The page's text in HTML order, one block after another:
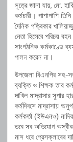
সূত্রে জানা যায়, মো.
কর্মচারী। পাশাপাশি
দৈনিক পত্রিকার
নেতা হিসেবে পরিচয়
সাংগঠনিক কর্মকাণ্ডে
পালন করেন না।
উপজেলা বিএনপির সহ-
ব্যক্তি ও শিক্ষক তার
দাখিল মাদ্রাসার সুপার
কর্মদিবসে মাদ্রাসায়
কর্মকর্তা (ইউএনও)
তবে সব অভিযোগ
মাস ধরে প্রেসক্লাবের